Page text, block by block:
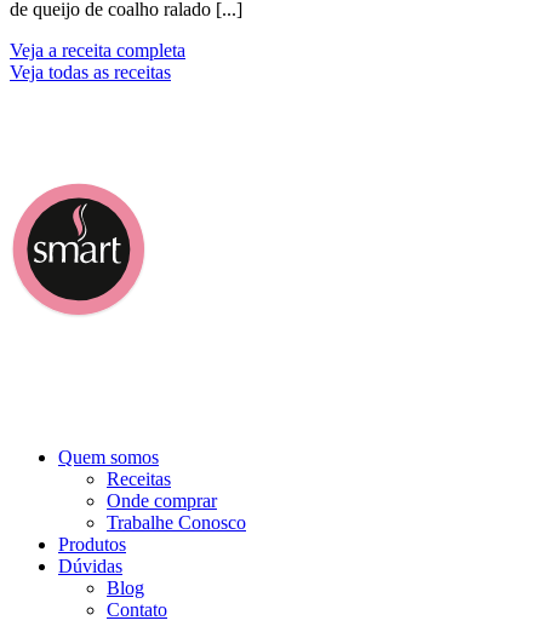
de queijo de coalho ralado [...]
Veja a receita completa
Veja todas as receitas
Quem somos
Receitas
Onde comprar
Trabalhe Conosco
Produtos
Dúvidas
Blog
Contato